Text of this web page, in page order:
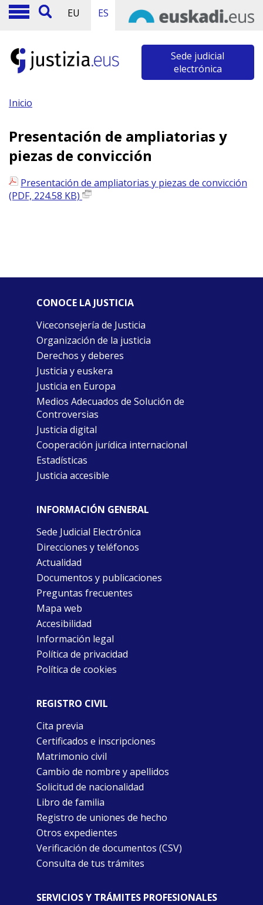
EU ES
Sede judicial
electrónica
Inicio
Presentación de ampliatorias y
piezas de convicción
Presentación de ampliatorias y piezas de convicción
(PDF, 224.58 KB)
CONOCE LA JUSTICIA
Viceconsejería de Justicia
Organización de la justicia
Derechos y deberes
Justicia y euskera
Justicia en Europa
Medios Adecuados de Solución de
Controversias
Justicia digital
Cooperación jurídica internacional
Estadísticas
Justicia accesible
INFORMACIÓN GENERAL
Sede Judicial Electrónica
Direcciones y teléfonos
Actualidad
Documentos y publicaciones
Preguntas frecuentes
Mapa web
Accesibilidad
Información legal
Política de privacidad
Política de cookies
REGISTRO CIVIL
Cita previa
Certificados e inscripciones
Matrimonio civil
Cambio de nombre y apellidos
Solicitud de nacionalidad
Libro de familia
Registro de uniones de hecho
Otros expedientes
Verificación de documentos (CSV)
Consulta de tus trámites
SERVICIOS Y TRÁMITES PROFESIONALES